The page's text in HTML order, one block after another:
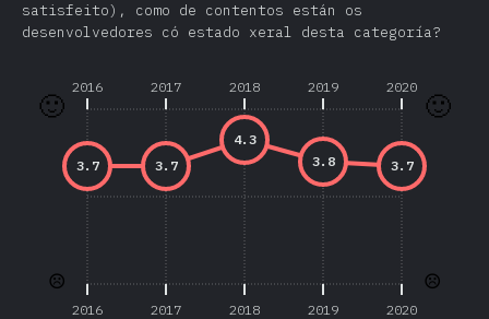
satisfeito), como de contentos están os
desenvolvedores có estado xeral desta categoría?
2016 2017 2018 2019 2020
☹️
🙂
2016 2017 2018 2019 2020
☹️
🙂
3.7
3.8
4.3
3.7
3.7